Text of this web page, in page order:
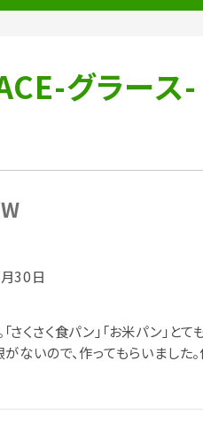
グラース-
30日
くさく食パン」「お米パン」とて
がないので、作ってもらいました